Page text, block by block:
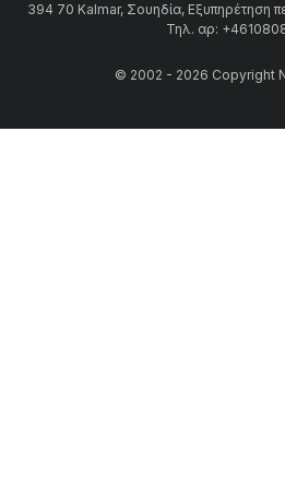
394 70 Kalmar, Σουηδία, Εξυπηρέτηση
Τηλ. αρ:
© 2002 - 2026 Copyright